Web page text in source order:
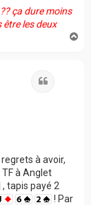
ça dure moins
les deux
à avoir,
à Anglet
, tapis payé 2
! Par